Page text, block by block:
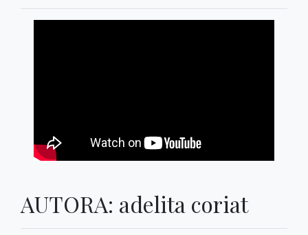
AUTORA: adelita coriat